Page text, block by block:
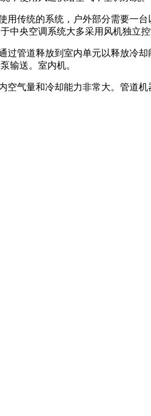
传统的系统，户外部分需要一
央空调系统大多采用风机独立
管道释放到室内单元以释放冷
输送。室内机。
气量和冷却能力非常大。管道